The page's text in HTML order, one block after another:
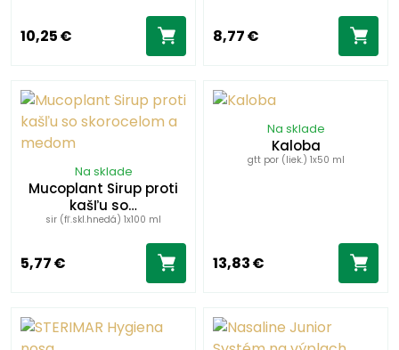
10,25 € 8,77 €
Na sklade
Mucoplant Sirup proti
kašľu so…
sir (fľ.skl.hnedá) 1x100 ml
5,77 €
Na sklade
Kaloba
gtt por (liek.) 1x50 ml
13,83 €